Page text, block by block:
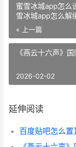
蜜雪冰城app怎么
雪冰城app怎么解
« 上一篇
《燕云十六声》
2026-02-02
延伸阅读